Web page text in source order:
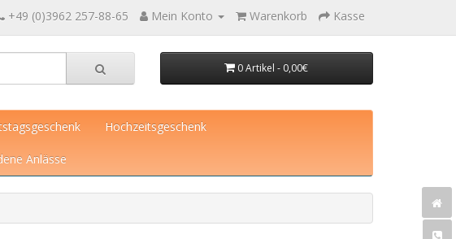
+49 (0)3962 257-88-65 Mein Konto Warenkorb Kasse
0 Artikel - 0,00€
Hochzeitsgeschenk
Anlässe